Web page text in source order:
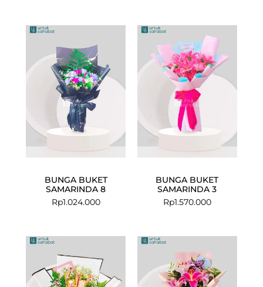
BUNGA BUKET
SAMARINDA 8
Rp1.024.000
BUNGA BUKET
SAMARINDA 3
Rp1.570.000